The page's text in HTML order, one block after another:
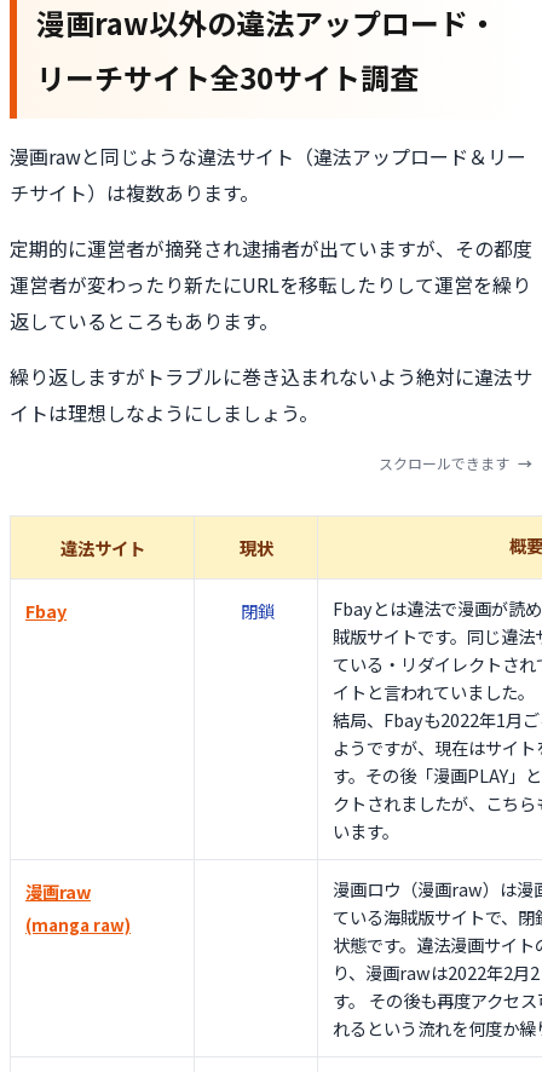
漫画raw以外の違法アップロード・
リーチサイト全30サイト調査
漫画rawと同じような違法サイト（違法アップロード＆リー
チサイト）は複数あります。
定期的に運営者が摘発され逮捕者が出ていますが、その都度
運営者が変わったり新たにURLを移転したりして運営を繰り
返しているところもあります。
繰り返しますがトラブルに巻き込まれないよう絶対に違法サ
イトは理想しなようにしましょう。
スクロールできます
違法サイト 現状 概要
Fbay 閉鎖
Fbayとは違法で漫画が読
賊版サイトです。同じ違
ている・リダイレクトさ
イトと言われていました。
結局、Fbayも2022年1月
ようですが、現在はサイ
す。その後「漫画PLAY」
クトされましたが、こち
います。
漫画raw
(manga raw)
漫画ロウ（漫画raw）は漫
ている海賊版サイトで、
状態です。違法漫画サイ
り、漫画rawは2022年2月
す。 その後も再度アクセ
れるという流れを何度か